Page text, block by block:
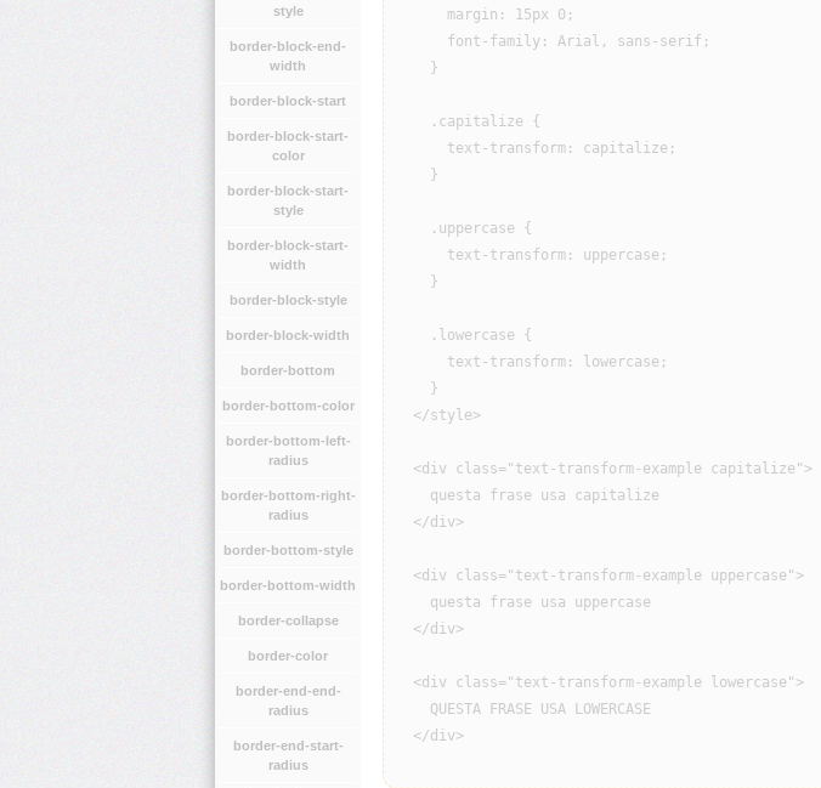
style
border-block-end-
width
border-block-start
border-block-start-
color
border-block-start-
style
border-block-start-
width
border-block-style
border-block-width
border-bottom
border-bottom-color
border-bottom-left-
radius
border-bottom-right-
radius
border-bottom-style
border-bottom-width
border-collapse
border-color
border-end-end-
radius
border-end-start-
radius
      margin: 15px 0;
      font-family: Arial, sans-serif;
    }
    .capitalize {
      text-transform: capitalize;
    }
    .uppercase {
      text-transform: uppercase;
    }
    .lowercase {
      text-transform: lowercase;
    }
  </style>
  <div class="text-transform-example capitalize">
    questa frase usa capitalize
  </div>
  <div class="text-transform-example uppercase">
    questa frase usa uppercase
  </div>
  <div class="text-transform-example lowercase">
    QUESTA FRASE USA LOWERCASE
  </div>